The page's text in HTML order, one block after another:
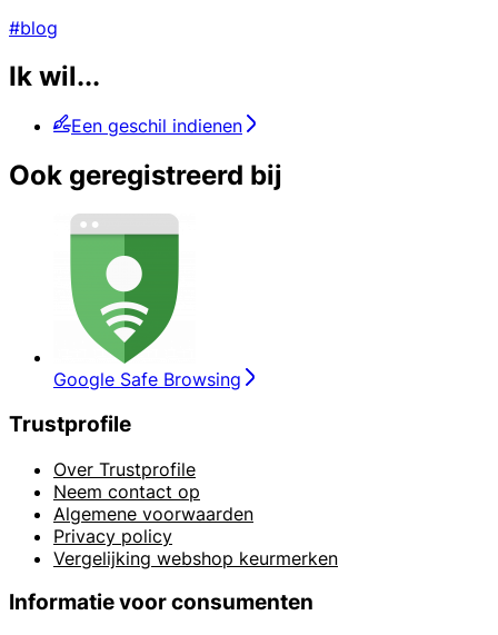
#blog
Ik wil...
Een geschil indienen
Ook geregistreerd bij
Google Safe Browsing
Trustprofile
Over Trustprofile
Neem contact op
Algemene voorwaarden
Privacy policy
Vergelijking webshop keurmerken
Informatie voor consumenten